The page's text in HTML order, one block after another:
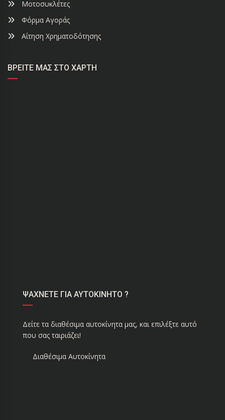
Μοτοσυκλέτες
Φόρμα Αγοράς
Αίτηση Χρηματοδότησης
ΒΡΕΊΤΕ ΜΑΣ ΣΤΟ ΧΆΡΤΗ
ΨΑΧΝΕΤΕ ΓΙΑ ΑΥΤΟΚΙΝΗΤΟ ?
Δείτε τα διαθέσιμα αυτοκίνητα μας, και επιλέξτε αυτό
που σας ταιριάζει!
Διαθέσιμα Αυτοκίνητα